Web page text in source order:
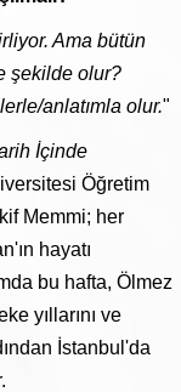
Ama bütün
şekilde olur?
anlatımla olur."
İçinde
Öğretim
Memmi; her
hayatı
bu hafta, Ölmez
yıllarını ve
İstanbul'da